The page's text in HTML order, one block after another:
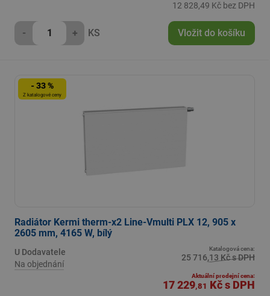
12 828,49 Kč bez DPH
- + KS Vložit do košíku
- 33 %
Z katalogové ceny
Radiátor Kermi therm-x2 Line-Vmulti PLX 12, 905 x
2605 mm, 4165 W, bílý
U Dodavatele
Na objednání
Katalogová cena:
25 716,13 Kč s DPH
Aktuální prodejní cena:
17 229,81 Kčs DPH